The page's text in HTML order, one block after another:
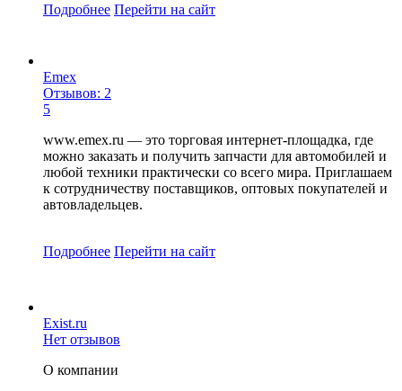
Подробнее Перейти на сайт
Emex
Отзывов: 2
5
www.emex.ru — это торговая интернет-площадка, где
можно заказать и получить запчасти для автомобилей и
любой техники практически со всего мира. Приглашаем
к сотрудничеству поставщиков, оптовых покупателей и
автовладельцев.
Подробнее Перейти на сайт
Exist.ru
Нет отзывов
О компании